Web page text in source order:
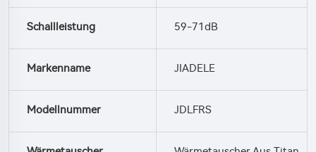
Schallleistung 59-71dB
Markenname JIADELE
Modellnummer JDLFRS